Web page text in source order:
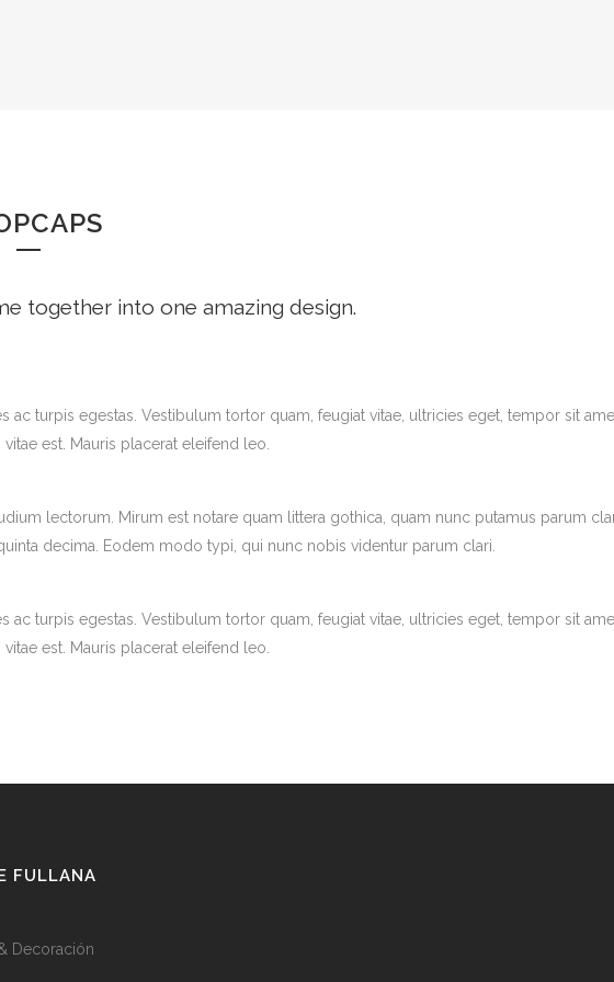
together into one amazing design.
turpis egestas. Vestibulum tortor quam, feugiat vitae, ultricies eget, tempor sit
est. Mauris placerat eleifend leo.
lectorum. Mirum est notare quam littera gothica, quam nunc putamus parum
decima. Eodem modo typi, qui nunc nobis videntur parum clari.
turpis egestas. Vestibulum tortor quam, feugiat vitae, ultricies eget, tempor sit
est. Mauris placerat eleifend leo.
FULLANA
Decoración